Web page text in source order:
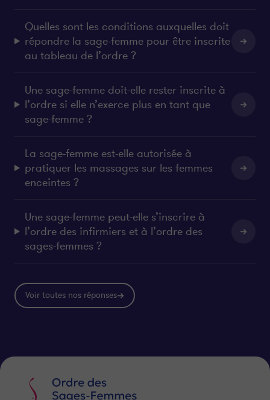
Voir toutes nos réponses
Quelles sont les conditions auxquelles doit
répondre la sage-femme pour être inscrite
au tableau de l’ordre ?
Une sage-femme doit-elle rester inscrite à
l’ordre si elle n’exerce plus en tant que
sage-femme ?
La sage-femme est-elle autorisée à
pratiquer les massages sur les femmes
enceintes ?
Une sage-femme peut-elle s’inscrire à
l’ordre des infirmiers et à l’ordre des
sages-femmes ?